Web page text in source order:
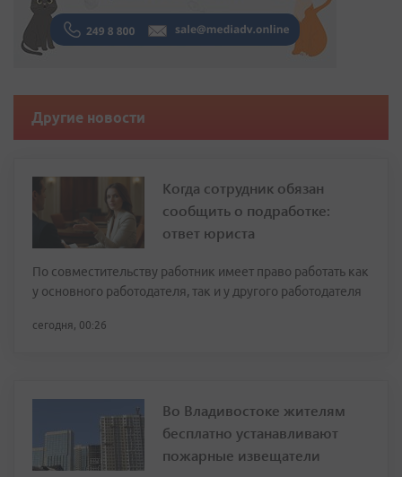
Другие новости
Когда сотрудник обязан
сообщить о подработке:
ответ юриста
По совместительству работник имеет право работать как
у основного работодателя, так и у другого работодателя
сегодня, 00:26
Во Владивостоке жителям
бесплатно устанавливают
пожарные извещатели